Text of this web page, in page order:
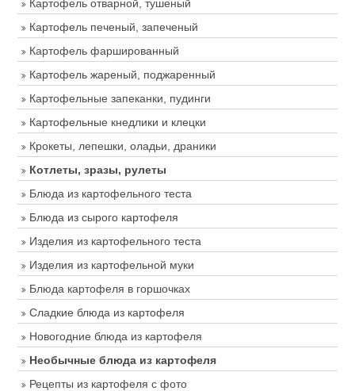
Картофель отварной, тушеный
Картофель печеный, запеченый
Картофель фаршированный
Картофель жареный, поджаренный
Картофельные запеканки, пудинги
Картофельные кнедлики и клецки
Крокеты, лепешки, оладьи, драники
Котлеты, зразы, рулеты
Блюда из картофельного теста
Блюда из сырого картофеля
Изделия из картофельного теста
Изделия из картофельной муки
Блюда картофеля в горшочках
Сладкие блюда из картофеля
Новогодние блюда из картофеля
Необычные блюда из картофеля
Рецепты из картофеля с фото